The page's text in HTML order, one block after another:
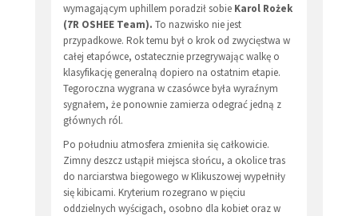
wymagającym uphillem poradził sobie Karol Rożek
(7R OSHEE Team). To nazwisko nie jest
przypadkowe. Rok temu był o krok od zwycięstwa w
całej etapówce, ostatecznie przegrywając walkę o
klasyfikację generalną dopiero na ostatnim etapie.
Tegoroczna wygrana w czasówce była wyraźnym
sygnałem, że ponownie zamierza odegrać jedną z
głównych ról.
Po południu atmosfera zmieniła się całkowicie.
Zimny deszcz ustąpił miejsca słońcu, a okolice tras
do narciarstwa biegowego w Klikuszowej wypełniły
się kibicami. Kryterium rozegrano w pięciu
oddzielnych wyścigach, osobno dla kobiet oraz w